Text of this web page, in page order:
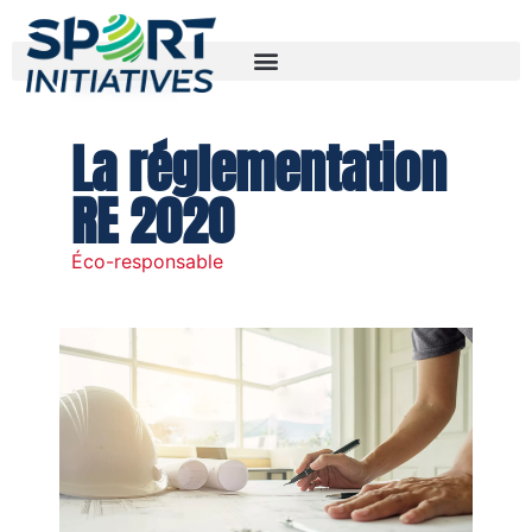
26/10/2022
La réglementation
RE 2020
Éco-responsable